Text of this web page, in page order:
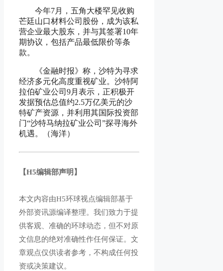
今年7月，五角大楼罕见收购
芒廷山口材料公司股份，成为该私
营企业最大股东，并与其签署10年
期协议，包括产品最低限价等条
款。
《金融时报》称，沙特为寻求
经济多元化高度重视矿业。沙特阿
拉伯矿业公司9月表示，正积极开
发据预估总值约2.5万亿美元的沙
特矿产资源，并利用其国际投资部
门“沙特马纳拉矿业公司”探寻海外
机遇。（海洋）
【H5编辑部声明】
本文内容由H5环球视点编辑部基于
外部资讯源编译整理。我们致力于提
供客观、准确的环球动态，但不对原
文信息的绝对准确性作任何保证。文
章观点仅供读者参考，不构成任何投
资或决策建议。